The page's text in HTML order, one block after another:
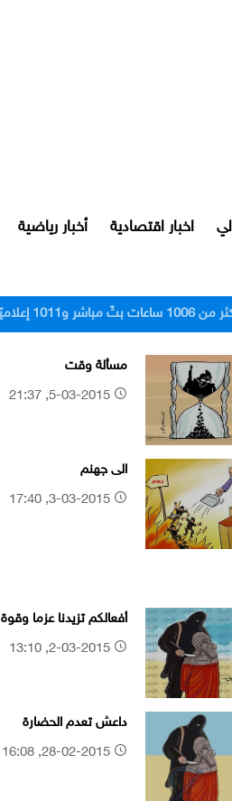
اخبار اقتصادية أخبار رياضية
بعد اعتدائهم على مواطن
مسألة وقت
5-03-2015, 21:37
الى جهنم
3-03-2015, 17:40
أفعالكم تزيدنا عزما وقوة
2-03-2015, 13:10
داعش تعدم الحضارة
28-02-2015, 16:08